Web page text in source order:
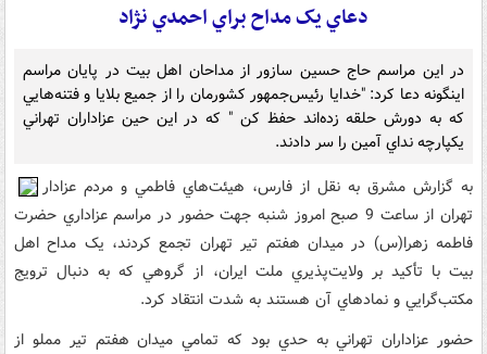
دعاي يک مداح براي احمدي نژاد
در اين مراسم حاج حسين سازور از مداحان اهل بيت در پايان مراسم
اينگونه دعا کرد: "خدايا رئيس‌جمهور کشورمان را از جميع بلايا و فتنه‌هايي
که به دورش حلقه زده‌اند حفظ کن " که در اين حين عزاداران تهراني
يکپارچه نداي آمين را سر دادند.
به گزارش مشرق به نقل از فارس، هيئت‌هاي فاطمي و مردم عزادار
تهران از ساعت 9 صبح امروز شنبه جهت حضور در مراسم عزاداري حضرت
فاطمه زهرا(س) در ميدان هفتم تير تهران تجمع کردند، يک مداح اهل
بيت با تأکيد بر ولايت‌پذيري ملت ايران، از گروهي که به دنبال ترويج
مکتب‌گرايي و نمادهاي آن هستند به شدت انتقاد کرد.
حضور عزاداران تهراني به حدي بود که تمامي ميدان هفتم تير مملو از